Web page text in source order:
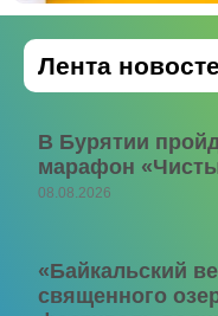
Лента
В Бурятии
марафон
08.08.2026
«Байкальский
священного